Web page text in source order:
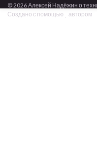
© 2026 Алексей Надёжин о
Создано с помощью
автором